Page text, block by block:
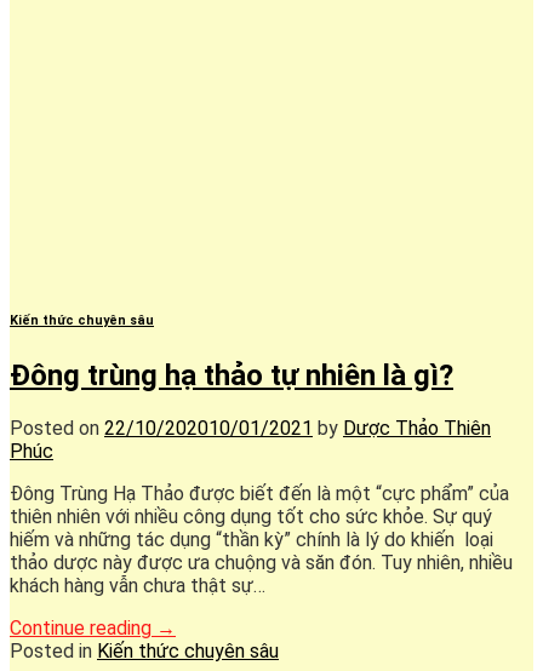
Kiến thức chuyên sâu
Đông trùng hạ thảo tự nhiên là gì?
Posted on 22/10/202010/01/2021 by Dược Thảo Thiên
Phúc
Đông Trùng Hạ Thảo được biết đến là một “cực phẩm” của
thiên nhiên với nhiều công dụng tốt cho sức khỏe. Sự quý
hiếm và những tác dụng “thần kỳ” chính là lý do khiến loại
thảo dược này được ưa chuộng và săn đón. Tuy nhiên, nhiều
khách hàng vẫn chưa thật sự…
Continue reading →
Posted in Kiến thức chuyên sâu